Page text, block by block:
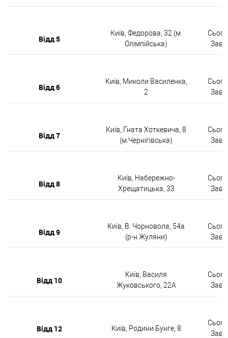
Відд 5
Київ, Федорова, 32 (м.
Олімпійська)
Відд 6
Київ, Миколи Василенка,
2
Відд 7
Київ, Гната Хоткевича, 8
(м.Чернігівська)
Відд 8
Київ, Набережно-
Хрещатицька, 33
Відд 9
Київ, В. Чорновола, 54а
(р-н Жуляни)
Відд 10
Київ, Василя
Жуковського, 22А
Відд 12 Київ, Родини Бунге, 8